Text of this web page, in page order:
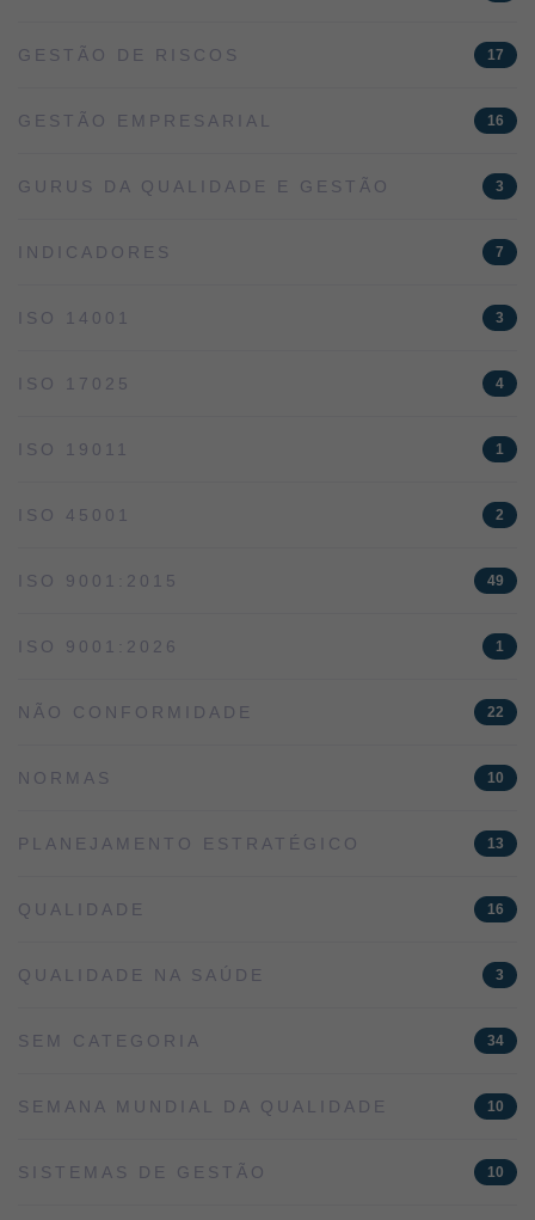
GESTÃO DE RISCOS 17
GESTÃO EMPRESARIAL 16
GURUS DA QUALIDADE E GESTÃO 3
INDICADORES 7
ISO 14001 3
ISO 17025 4
ISO 19011 1
ISO 45001 2
ISO 9001:2015 49
ISO 9001:2026 1
NÃO CONFORMIDADE 22
NORMAS 10
PLANEJAMENTO ESTRATÉGICO 13
QUALIDADE 16
QUALIDADE NA SAÚDE 3
SEM CATEGORIA 34
SEMANA MUNDIAL DA QUALIDADE 10
SISTEMAS DE GESTÃO 10